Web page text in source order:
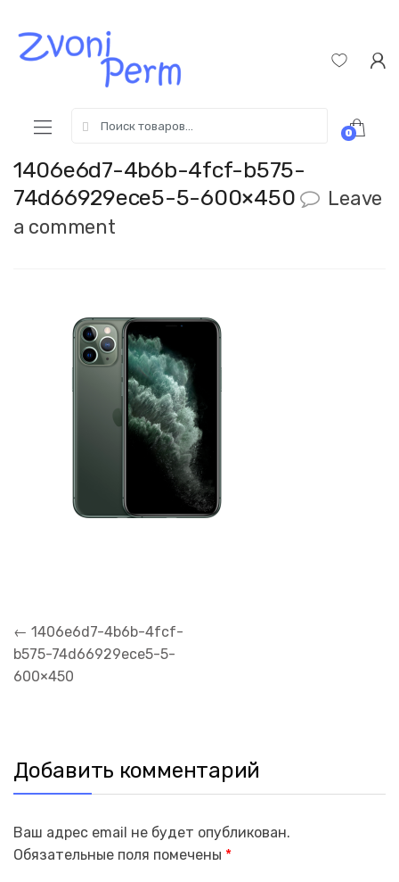
navigation
содержимому
for:
0
1406e6d7-4b6b-4fcf-b575-
74d66929ece5-5-600×450
Leave
a comment
Навигация
по
записям
← 1406e6d7-4b6b-4fcf-
b575-74d66929ece5-5-
600×450
Добавить комментарий
Ваш адрес email не будет опубликован.
Обязательные поля помечены *